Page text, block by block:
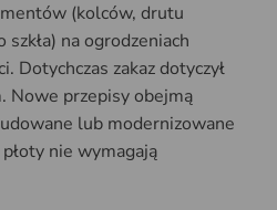
(kolców, drutu
szkła) na ogrodzeniach
Dotychczas zakaz dotyczył
Nowe przepisy obejmą
lub modernizowane
nie wymagają